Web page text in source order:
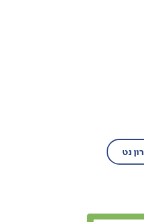
נט